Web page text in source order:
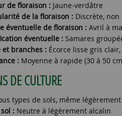
de floraison : Jaune-verdâtre
de la floraison : Discrète,
éventuelle de floraison : Avril à
éventuelle : Samares
et branches : Écorce lisse gris
: Moyenne à rapide (30 à 50
DE CULTURE
types de sols, même
: Neutre à légèrement alcalin